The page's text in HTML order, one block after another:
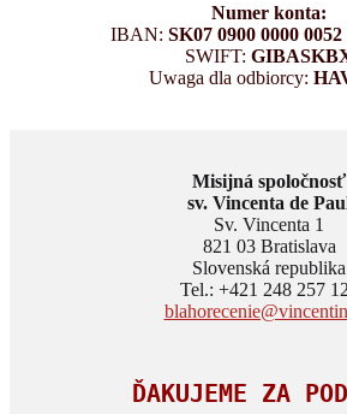
Numer konta:
IBAN: SK07 0900 0000 0052
SWIFT:
Uwaga dla odbiorcy:
Misijná spoločnosť
sv. Vincenta de
Sv. Vincenta 1
821 03 Bratislava
Slovenská republika
Tel.: +421 248 257
ĎAKUJEME ZA